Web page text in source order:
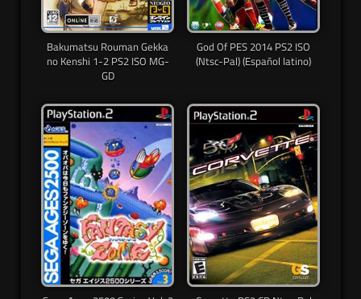
Bakumatsu Rouman Gekka
no Kenshi 1-2 PS2 ISO MG-
GD
God Of PES 2014 PS2 ISO
(Ntsc-Pal) (Español latino)